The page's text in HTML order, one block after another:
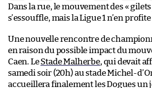
Dans la rue, le mouvement des «
s’essouffle, mais la Ligue 1 n’en profite
Une nouvelle rencontre de
en raison du possible impact du
Caen. LeStade Malherbe, qui devait
samedi soir (20h) au stade Michel-
accueillera finalement les Dogues un